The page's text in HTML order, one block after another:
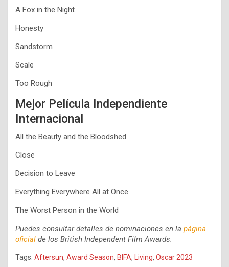
A Fox in the Night
Honesty
Sandstorm
Scale
Too Rough
Mejor Película Independiente
Internacional
All the Beauty and the Bloodshed
Close
Decision to Leave
Everything Everywhere All at Once
The Worst Person in the World
Puedes consultar detalles de nominaciones en la página
oficial de los British Independent Film Awards.
Tags: Aftersun, Award Season, BIFA, Living, Oscar 2023